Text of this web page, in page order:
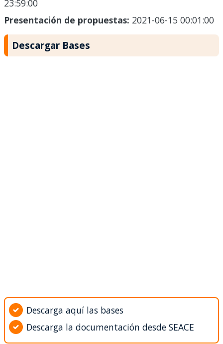
23:59:00
Presentación de propuestas: 2021-06-15 00:01:00
Descargar Bases
Descarga aquí las bases
Descarga la documentación desde SEACE